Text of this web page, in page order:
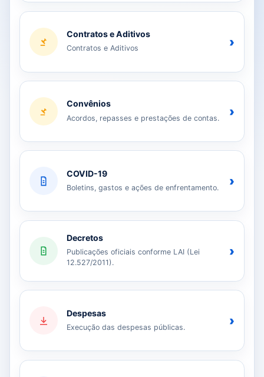
Contratos e Aditivos
Contratos e Aditivos ›
Convênios
Acordos, repasses e prestações de contas. ›
COVID-19
Boletins, gastos e ações de enfrentamento. ›
Decretos
Publicações oficiais conforme LAI (Lei
12.527/2011).
›
Despesas
Execução das despesas públicas. ›